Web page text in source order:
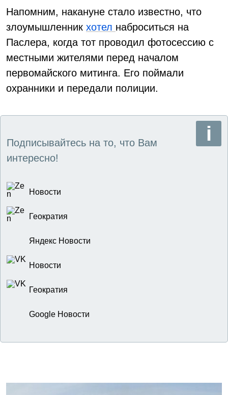
Напомним, накануне стало известно, что
злоумышленник хотел наброситься на
Паслера, когда тот проводил фотосессию с
местными жителями перед началом
первомайского митинга. Его поймали
охранники и передали полиции.
Подписывайтесь на то, что Вам
интересно!
Новости
Геократия
Яндекс Новости
Новости
Геократия
Google Новости